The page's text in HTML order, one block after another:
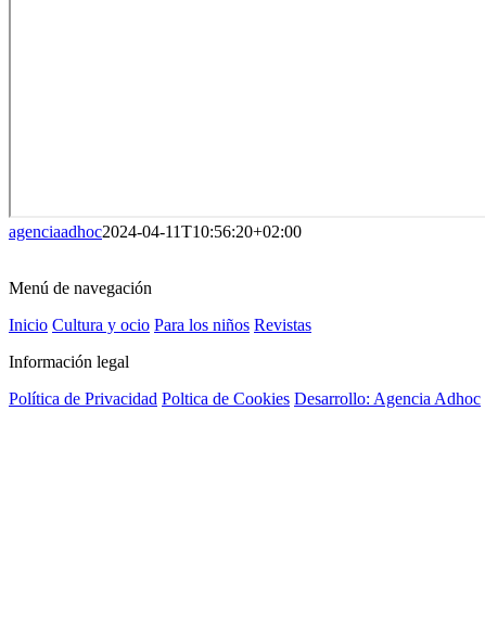
agenciaadhoc2024-04-11T10:56:20+02:00
Menú de navegación
Inicio Cultura y ocio Para los niños Revistas
Información legal
Política de Privacidad Poltica de Cookies Desarrollo: Agencia Adhoc